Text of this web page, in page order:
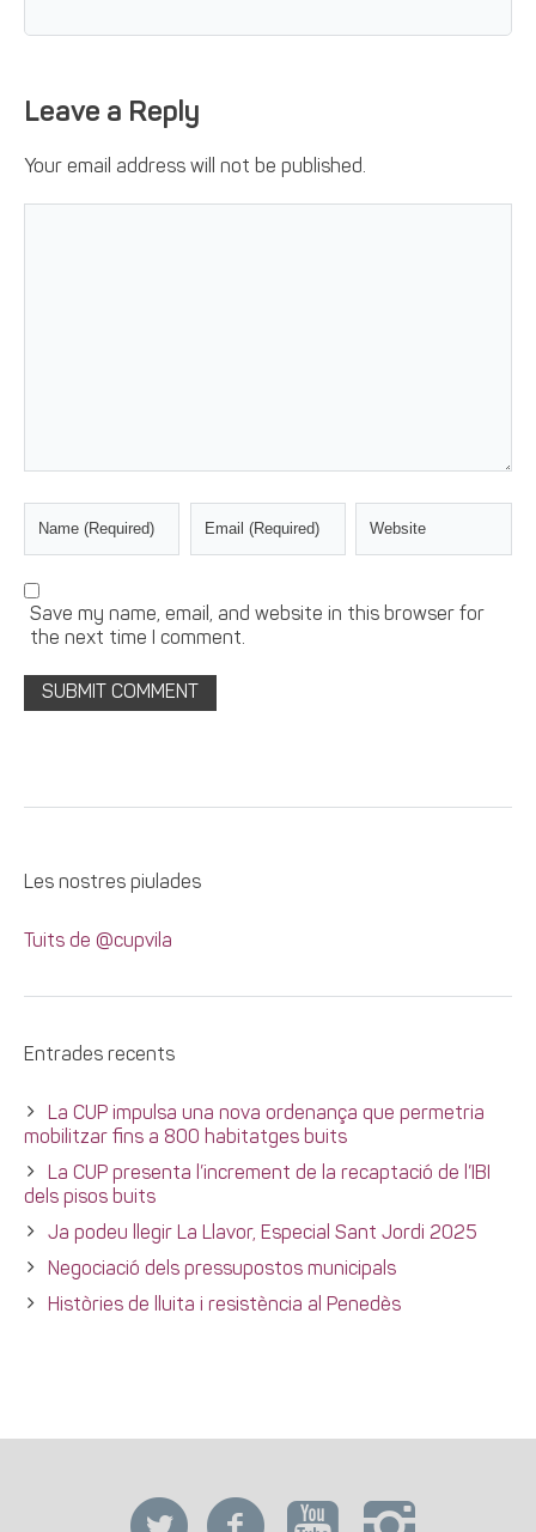
Leave a Reply
Your email address will not be published.
Save my name, email, and website in this browser for
the next time I comment.
Les nostres piulades
Tuits de @cupvila
Entrades recents
La CUP impulsa una nova ordenança que permetria
mobilitzar fins a 800 habitatges buits
La CUP presenta l’increment de la recaptació de l’IBI
dels pisos buits
Ja podeu llegir La Llavor, Especial Sant Jordi 2025
Negociació dels pressupostos municipals
Històries de lluita i resistència al Penedès